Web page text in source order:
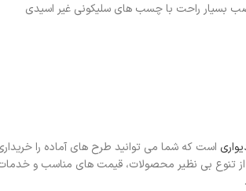
بسیار راحت با چسب های سلیکونی غیر اسیدی
است که شما می توانید طرح های آماده را
تنوع بی نظیر محصولات، قیمت های مناسب و